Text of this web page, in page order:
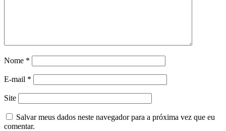
Nome *
E-mail *
Site
Salvar meus dados neste navegador para a próxima vez que eu
comentar.